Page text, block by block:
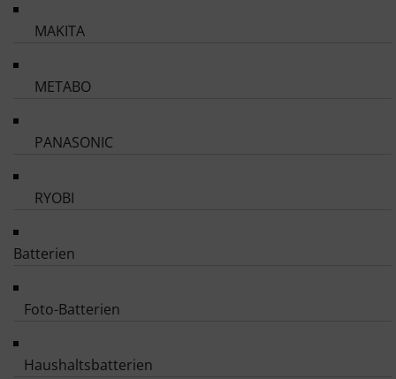
MAKITA
METABO
PANASONIC
RYOBI
Batterien
Foto-Batterien
Haushaltsbatterien